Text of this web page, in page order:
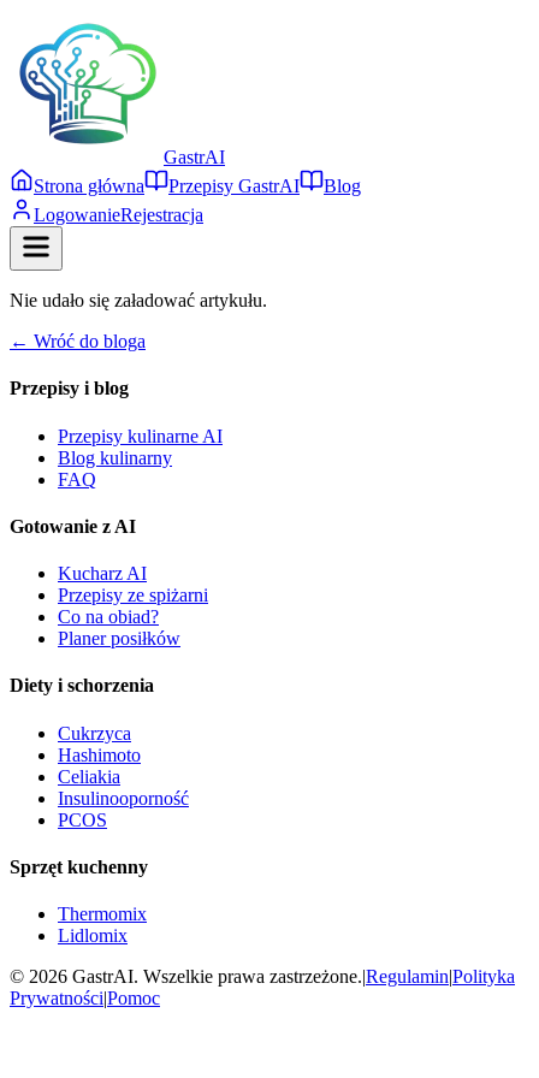
GastrAI
Strona główna
Przepisy GastrAI
Blog
LogowanieRejestracja
Nie udało się załadować artykułu.
← Wróć do bloga
Przepisy i blog
Przepisy kulinarne AI
Blog kulinarny
FAQ
Gotowanie z AI
Kucharz AI
Przepisy ze spiżarni
Co na obiad?
Planer posiłków
Diety i schorzenia
Cukrzyca
Hashimoto
Celiakia
Insulinooporność
PCOS
Sprzęt kuchenny
Thermomix
Lidlomix
© 2026 GastrAI. Wszelkie prawa zastrzeżone.|Regulamin|Polityka
Prywatności|Pomoc